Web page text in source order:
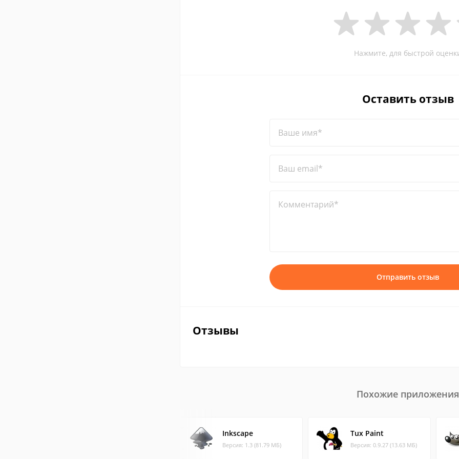
Нажмите, для быстрой
Оставить отзыв
Ваше имя*
Ваш email*
Комментарий*
Отправить отзыв
Отзывы
Похожие приложения
Inkscape
Версия: 1.3 (81.79 МБ)
Tux Paint
Версия: 0.9.27 (13.63 МБ)